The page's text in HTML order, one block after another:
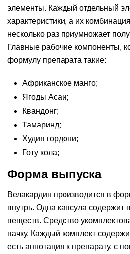
элементы. Каждый отдельный
характеристики, а их
несколько раз приумножает
Главные рабочие компоненты,
формулу препарата такие:
Африканское манго;
Ягоды Асаи;
Квандонг;
Тамаринд;
Худия гордони;
Готу кола;
Форма выпуска
Велакардин производится в
внутрь. Одна капсула содержит
веществ. Средство
пачку. Каждый комплект
есть аннотация к препарату, с